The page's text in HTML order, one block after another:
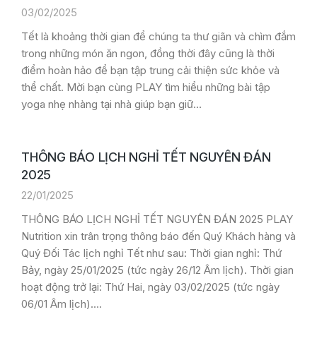
03/02/2025
Tết là khoảng thời gian để chúng ta thư giãn và chìm đắm
trong những món ăn ngon, đồng thời đây cũng là thời
điểm hoàn hảo để bạn tập trung cải thiện sức khỏe và
thể chất. Mời bạn cùng PLAY tìm hiểu những bài tập
yoga nhẹ nhàng tại nhà giúp bạn giữ…
THÔNG BÁO LỊCH NGHỈ TẾT NGUYÊN ĐÁN
2025
22/01/2025
THÔNG BÁO LỊCH NGHỈ TẾT NGUYÊN ĐÁN 2025 PLAY
Nutrition xin trân trọng thông báo đến Quý Khách hàng và
Quý Đối Tác lịch nghỉ Tết như sau: Thời gian nghỉ: Thứ
Bảy, ngày 25/01/2025 (tức ngày 26/12 Âm lịch). Thời gian
hoạt động trở lại: Thứ Hai, ngày 03/02/2025 (tức ngày
06/01 Âm lịch).…